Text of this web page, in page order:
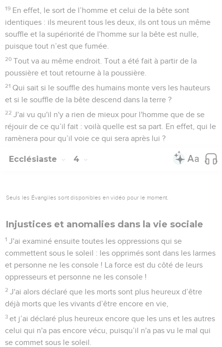
19 En effet, le sort de l’homme et celui de la bête sont
identiques : ils meurent tous les deux, ils ont tous un même
souffle et la supériorité de l'homme sur la bête est nulle,
puisque tout n’est que fumée.
20 Tout va au même endroit. Tout a été fait à partir de la
poussière et tout retourne à la poussière.
21 Qui sait si le souffle des humains monte vers les hauteurs
et si le souffle de la bête descend dans la terre ?
22 J'ai vu qu'il n'y a rien de mieux pour l'homme que de se
réjouir de ce qu’il fait : voilà quelle est sa part. En effet, qui le
ramènera pour qu’il voie ce qui sera après lui ?
Ecclésiaste 4
Seuls les Évangiles sont disponibles en vidéo pour le moment.
Injustices et anomalies dans la vie sociale
1 J'ai examiné ensuite toutes les oppressions qui se
commettent sous le soleil : les opprimés sont dans les larmes
et personne ne les console ! La force est du côté de leurs
oppresseurs et personne ne les console !
2 J'ai alors déclaré que les morts sont plus heureux d’être
déjà morts que les vivants d’être encore en vie,
3 et j’ai déclaré plus heureux encore que les uns et les autres
celui qui n'a pas encore vécu, puisqu’il n'a pas vu le mal qui
se commet sous le soleil.